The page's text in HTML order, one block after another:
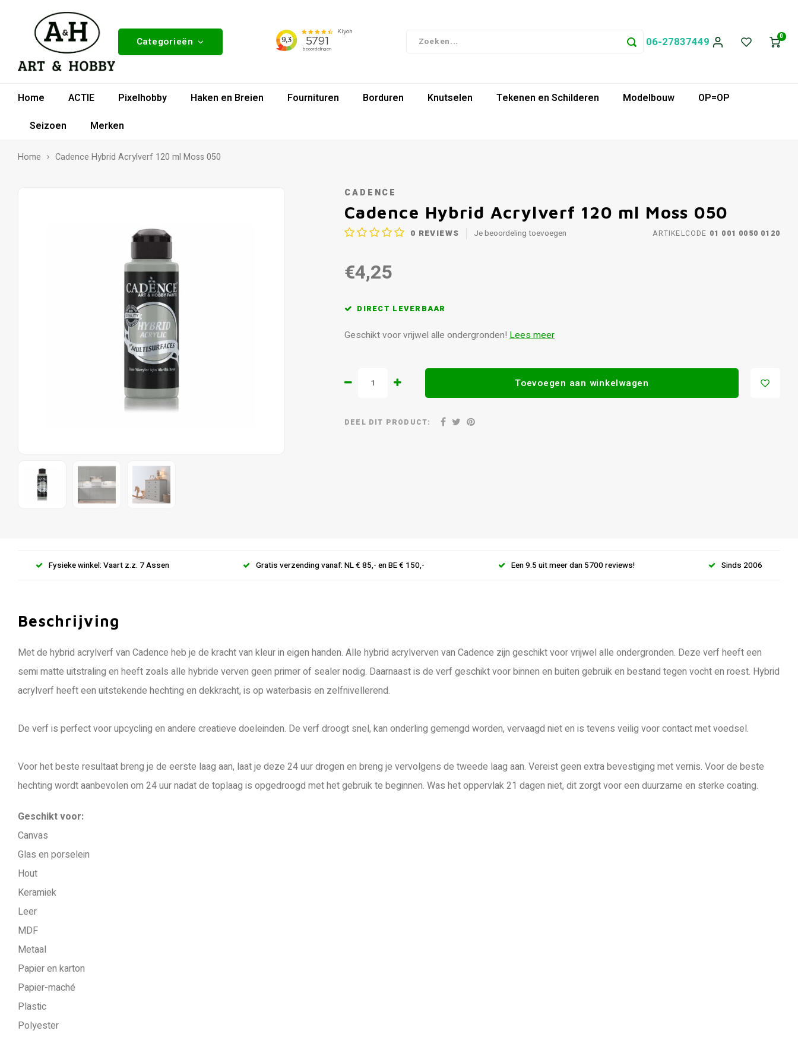
Categorieën 06-27837449 0
Home ACTIE Pixelhobby Haken en Breien Fournituren Borduren Knutselen Tekenen en Schilderen Modelbouw
OP=OP
Seizoen
Merken
Home Cadence Hybrid Acrylverf 120 ml Moss 050
CADENCE
Cadence Hybrid Acrylverf 120 ml Moss 050
0 REVIEWS Je beoordeling toevoegen ARTIKELCODE 01 001 0050 0120
€4,25
DIRECT LEVERBAAR
Geschikt voor vrijwel alle ondergronden! Lees meer
Toevoegen aan winkelwagen
DEEL DIT PRODUCT:
Fysieke winkel: Vaart z.z. 7 Assen Gratis verzending vanaf: NL € 85,- en BE € 150,- Een 9.5 uit meer dan 5700 reviews! Sinds 2006
Beschrijving
Met de hybrid acrylverf van Cadence heb je de kracht van kleur in eigen handen. Alle hybrid acrylverven van Cadence zijn geschikt voor vrijwel alle ondergronden. Deze verf heeft een
semi matte uitstraling en heeft zoals alle hybride verven geen primer of sealer nodig. Daarnaast is de verf geschikt voor binnen en buiten gebruik en bestand tegen vocht en roest. Hybrid
acrylverf heeft een uitstekende hechting en dekkracht, is op waterbasis en zelfnivellerend.
De verf is perfect voor upcycling en andere creatieve doeleinden. De verf droogt snel, kan onderling gemengd worden, vervaagd niet en is tevens veilig voor contact met voedsel.
Voor het beste resultaat breng je de eerste laag aan, laat je deze 24 uur drogen en breng je vervolgens de tweede laag aan. Vereist geen extra bevestiging met vernis. Voor de beste
hechting wordt aanbevolen om 24 uur nadat de toplaag is opgedroogd met het gebruik te beginnen. Was het oppervlak 21 dagen niet, dit zorgt voor een duurzame en sterke coating.
Geschikt voor:
Canvas
Glas en porselein
Hout
Keramiek
Leer
MDF
Metaal
Papier en karton
Papier-maché
Plastic
Polyester